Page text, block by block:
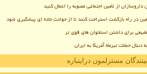
داروسازان از تأمین اجتماعی مصوبه را اعمال کنید
در راه بازگشت استراحت کنند تا از حوادث جاده ای پیشگیری شود
برای داشتن استخوان های قوی تر
مسترلمون دراینباره